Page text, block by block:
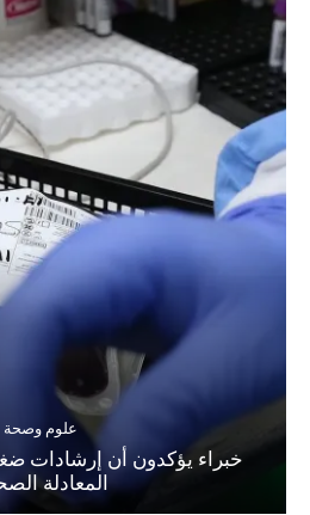
علوم وصحة
خبراء يؤكدون أن إرشادات
المعادلة